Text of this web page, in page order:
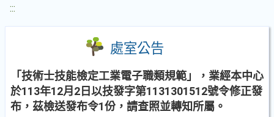
:::
處室公告
「技術士技能檢定工業電子職類規範」，業經本中心
於113年12月2日以技發字第1131301512號令修正發
布，茲檢送發布令1份，請查照並轉知所屬。